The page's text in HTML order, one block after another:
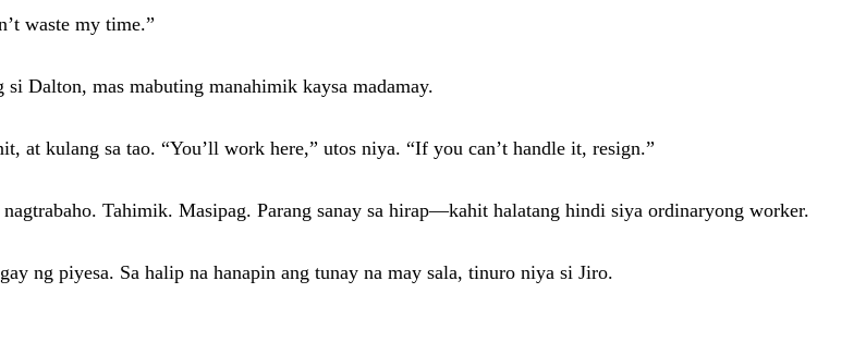
waste my time.”
Dalton, mas mabuting manahimik kaysa madamay.
at kulang sa tao. “You’ll work here,” utos niya. “If you can’t handle it, resign.”
Tahimik. Masipag. Parang sanay sa hirap—kahit halatang hindi siya ordinaryong worker.
ng piyesa. Sa halip na hanapin ang tunay na may sala, tinuro niya si Jiro.